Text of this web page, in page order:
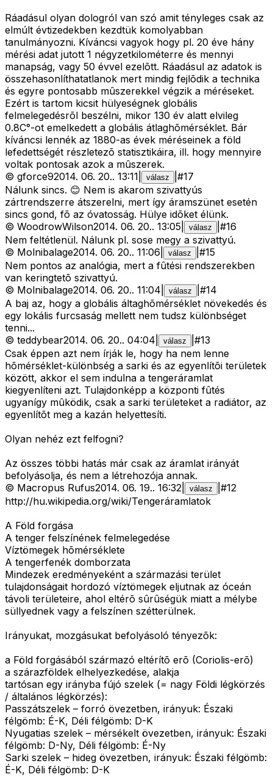
Ráadásul olyan dologról van szó amit tényleges csak az
elmúlt évtizedekben kezdtük komolyabban
tanulmányozni. Kíváncsi vagyok hogy pl. 20 éve hány
mérési adat jutott 1 négyzetkilométerre és mennyi
manapság, vagy 50 évvel ezelõtt. Ráadásul az adatok is
összehasonlíthatatlanok mert mindig fejlõdik a technika
és egyre pontosabb mûszerekkel végzik a méréseket.
Ezért is tartom kicsit hülyeségnek globális
felmelegedésrõl beszélni, mikor 130 év alatt elvileg
0.8C°-ot emelkedett a globális átlaghõmérséklet. Bár
kíváncsi lennék az 1880-as évek méréseinek a föld
lefedettségét részletezõ statisztikáira, ill. hogy mennyire
voltak pontosak azok a mûszerek.
© gforce92014. 06. 20.. 13:11 válasz #17
Nálunk sincs. 😊 Nem is akarom szivattyús
zártrendszerre átszerelni, mert így áramszünet esetén
sincs gond, fõ az óvatosság. Hülye idõket élünk.
© WoodrowWilson2014. 06. 20.. 13:05 válasz #16
Nem feltétlenül. Nálunk pl. sose megy a szivattyú.
© Molnibalage2014. 06. 20.. 11:06 válasz #15
Nem pontos az analógia, mert a fûtési rendszerekben
van keringtetõ szivattyú.
© Molnibalage2014. 06. 20.. 11:04 válasz #14
A baj az, hogy a globális áltaghõmérséklet növekedés és
egy lokális furcsaság mellett nem tudsz különbséget
tenni...
© teddybear2014. 06. 20.. 04:04 válasz #13
Csak éppen azt nem írják le, hogy ha nem lenne
hõmérséklet-különbség a sarki és az egyenlítõi területek
között, akkor el sem indulna a tengeráramlat
kiegyenlíteni azt. Tulajdonképp a központi fûtés
ugyanígy mûködik, csak a sarki területeket a radiátor, az
egyenlítõt meg a kazán helyettesíti.
Olyan nehéz ezt felfogni?
Az összes többi hatás már csak az áramlat irányát
befolyásolja, és nem a létrehozója annak.
© Macropus Rufus2014. 06. 19.. 16:32 válasz #12
http://hu.wikipedia.org/wiki/Tengeráramlatok
A Föld forgása
A tenger felszínének felmelegedése
Víztömegek hõmérséklete
A tengerfenék domborzata
Mindezek eredményeként a származási terület
tulajdonságait hordozó víztömegek eljutnak az óceán
távoli területeire, ahol eltérõ sûrûségük miatt a mélybe
süllyednek vagy a felszínen szétterülnek.
Irányukat, mozgásukat befolyásoló tényezõk:
a Föld forgásából származó eltérítõ erõ (Coriolis-erõ)
a szárazföldek elhelyezkedése, alakja
tartósan egy irányba fújó szelek (= nagy Földi légkörzés
/ általános légkörzés):
Passzátszelek – forró övezetben, irányuk: Északi
félgömb: É-K, Déli félgömb: D-K
Nyugatias szelek – mérsékelt övezetben, irányuk: Északi
félgömb: D-Ny, Déli félgömb: É-Ny
Sarki szelek – hideg övezetben, irányuk: Északi félgömb:
É-K, Déli félgömb: D-K